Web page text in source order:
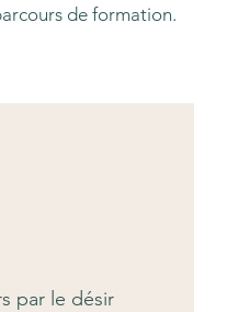
de formation.
par le désir